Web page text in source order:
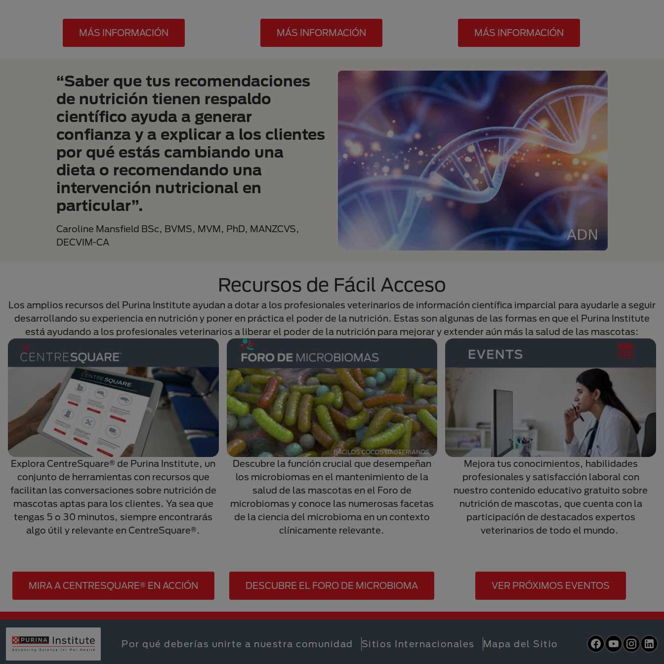
MÁS INFORMACIÓN MÁS INFORMACIÓN MÁS INFORMACIÓN
“Saber que tus recomendaciones
de nutrición tienen respaldo
científico ayuda a generar
confianza y a explicar a los clientes
por qué estás cambiando una
dieta o recomendando una
intervención nutricional en
particular”.
Caroline Mansfield BSc, BVMS, MVM, PhD, MANZCVS,
DECVIM-CA
Recursos de Fácil Acceso
Los amplios recursos del Purina Institute ayudan a dotar a los profesionales veterinarios de información cientíﬁca imparcial para ayudarle a seguir
desarrollando su experiencia en nutrición y poner en práctica el poder de la nutrición. Estas son algunas de las formas en que el Purina Institute
está ayudando a los profesionales veterinarios a liberar el poder de la nutrición para mejorar y extender aún más la salud de las mascotas:
Explora CentreSquare® de Purina Institute, un
conjunto de herramientas con recursos que
facilitan las conversaciones sobre nutrición de
mascotas aptas para los clientes. Ya sea que
tengas 5 o 30 minutos, siempre encontrarás
algo útil y relevante en CentreSquare®.
MIRA A CENTRESQUARE® EN ACCIÓN
Descubre la función crucial que desempeñan
los microbiomas en el mantenimiento de la
salud de las mascotas en el Foro de
microbiomas y conoce las numerosas facetas
de la ciencia del microbioma en un contexto
clínicamente relevante.
DESCUBRE EL FORO DE MICROBIOMA
Mejora tus conocimientos, habilidades
profesionales y satisfacción laboral con
nuestro contenido educativo gratuito sobre
nutrición de mascotas, que cuenta con la
participación de destacados expertos
veterinarios de todo el mundo.
VER PRÓXIMOS EVENTOS
Por qué deberías unirte a nuestra comunidad Sitios Internacionales Mapa del Sitio Facebook
YouTube